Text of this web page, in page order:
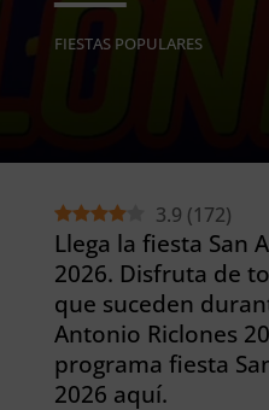
FIESTAS POPULARES
3.9 (172)
Llega la fiesta San
2026. Disfruta de
que suceden
Antonio Riclones
programa fiesta
2026 aquí.